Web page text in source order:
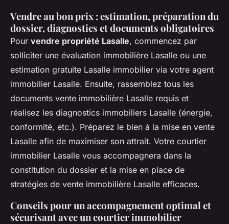
Vendre au bon prix : estimation, préparation du
dossier, diagnostics et documents obligatoires
Pour vendre propriété Lasalle, commencez par
solliciter une évaluation immobilière Lasalle ou une
estimation gratuite Lasalle immobilier via votre agent
immobilier Lasalle. Ensuite, rassemblez tous les
documents vente immobilière Lasalle requis et
réalisez les diagnostics immobiliers Lasalle (énergie,
conformité, etc.). Préparez le bien à la mise en vente
Lasalle afin de maximiser son attrait. Votre courtier
immobilier Lasalle vous accompagnera dans la
constitution du dossier et la mise en place de
stratégies de vente immobilière Lasalle efficaces.
Conseils pour un accompagnement optimal et
sécurisant avec un courtier immobilier